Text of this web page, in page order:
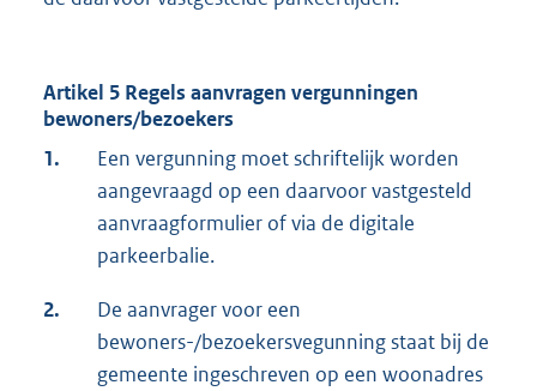
Artikel 5 Regels aanvragen vergunningen
bewoners/bezoekers
1.
Een vergunning moet schriftelijk worden
aangevraagd op een daarvoor vastgesteld
aanvraagformulier of via de digitale
parkeerbalie.
2.
De aanvrager voor een
bewoners-/bezoekersvegunning staat bij de
gemeente ingeschreven op een woonadres